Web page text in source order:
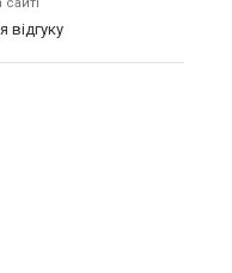
відгуку